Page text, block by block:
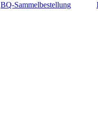
BQ-Sammelbestellung